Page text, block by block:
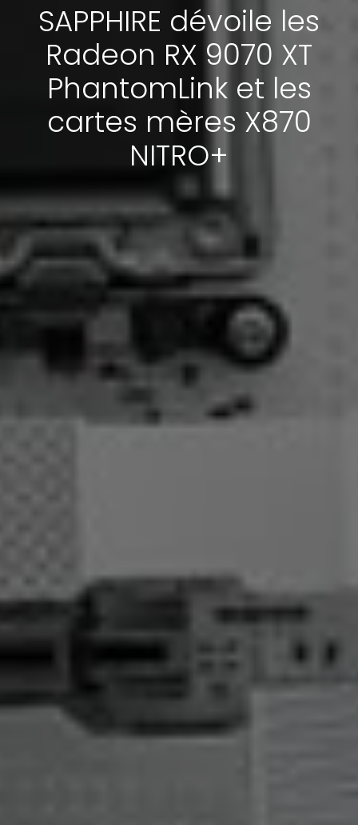
SAPPHIRE dévoile les
Radeon RX 9070 XT
PhantomLink et les
cartes mères X870
NITRO+